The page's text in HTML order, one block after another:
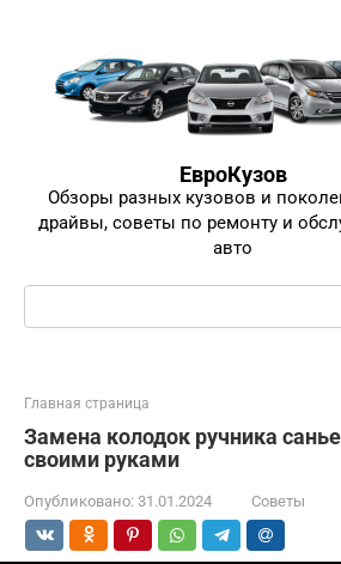
ЕвроКузов
Обзоры разных кузовов и
драйвы, советы по ремонту и
авто
Поиск:
Главная страница
Замена колодок ручника
своими руками
Опубликовано: 31.01.2024 Советы